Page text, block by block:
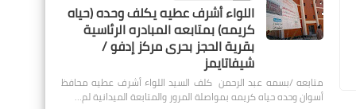
اللواء أشرف عطيه يكلف وحده (حياه
كريمه) بمتابعه المبادره الرئاسية
بقرية الحجز بحرى مركز إدفو /
شيفاتايمز
متابعه /بسمه عبد الرحمن كلف السيد اللواء أشرف عطيه محافظ
أسوان وحده حياه كريمه بمواصلة المرور والمتابعة الميدانية لم…